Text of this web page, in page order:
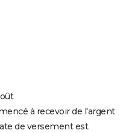
à recevoir de l'argent
de versement est